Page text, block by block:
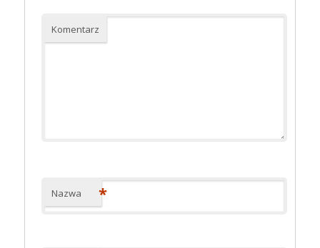
Komentarz
Nazwa *